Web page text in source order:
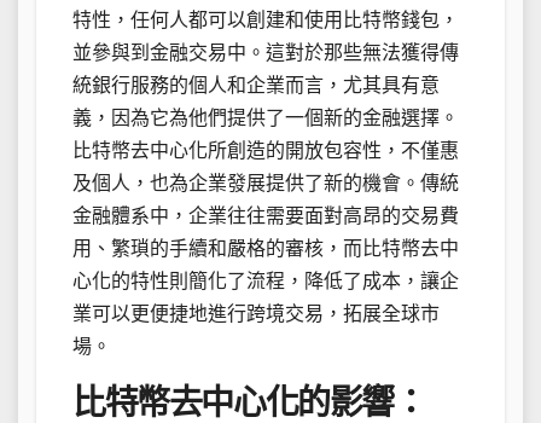
特性，任何人都可以創建和使用比特幣錢包，
並參與到金融交易中。這對於那些無法獲得傳
統銀行服務的個人和企業而言，尤其具有意
義，因為它為他們提供了一個新的金融選擇。
比特幣去中心化所創造的開放包容性，不僅惠
及個人，也為企業發展提供了新的機會。傳統
金融體系中，企業往往需要面對高昂的交易費
用、繁瑣的手續和嚴格的審核，而比特幣去中
心化的特性則簡化了流程，降低了成本，讓企
業可以更便捷地進行跨境交易，拓展全球市
場。
比特幣去中心化的影響：